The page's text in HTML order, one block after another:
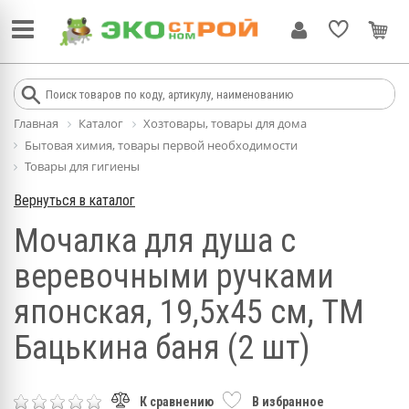
Главная Каталог
Хозтовары, товары для дома
Бытовая химия, товары первой необходимости
Товары для гигиены
Вернуться в каталог
Мочалка для душа с
веревочными ручками
японская, 19,5х45 см, ТМ
Бацькина баня (2 шт)
К сравнению В избранное